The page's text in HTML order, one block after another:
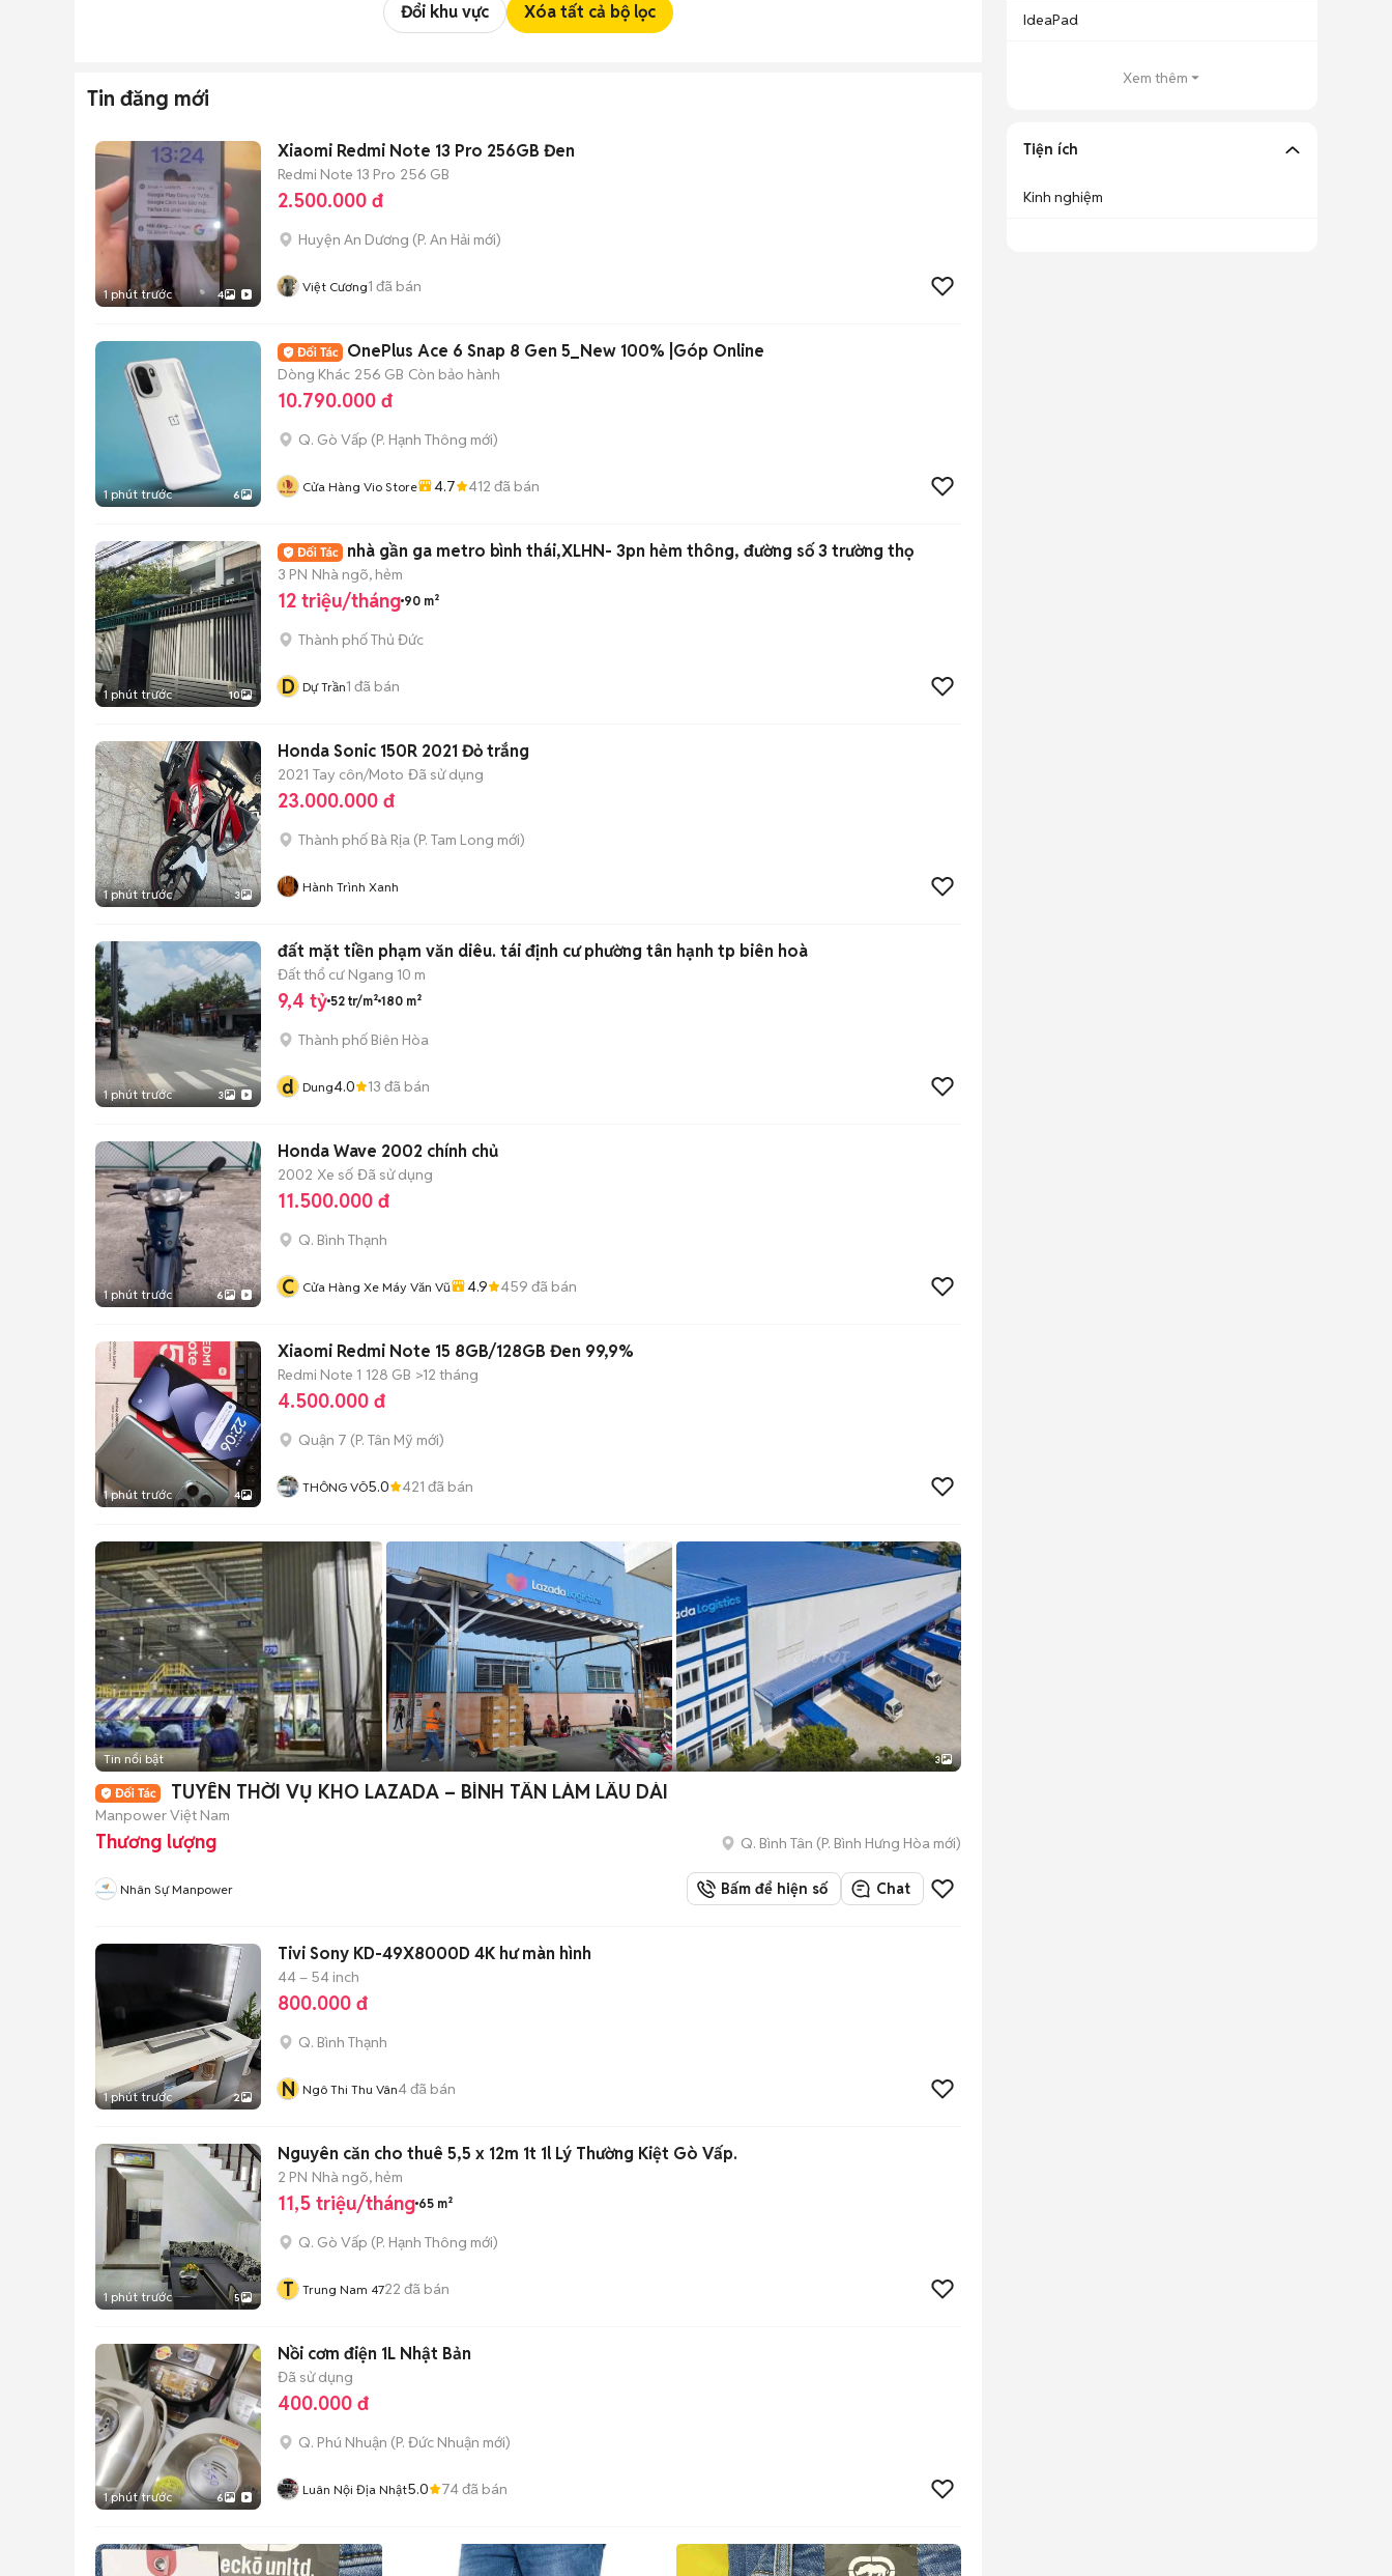
Đổi khu vực Xóa tất cả bộ lọc
Tin đăng mới
1 phút trước 4
Xiaomi Redmi Note 13 Pro 256GB Đen
Redmi Note 13 Pro 256 GB
2.500.000 đ
Huyện An Dương (P. An Hải mới)
Việt Cương1 đã bán
1 phút trước 6
OnePlus Ace 6 Snap 8 Gen 5_New 100% |Góp Online
Dòng Khác 256 GB Còn bảo hành
10.790.000 đ
Q. Gò Vấp (P. Hạnh Thông mới)
Cửa Hàng Vio Store 4.7 412 đã bán
1 phút trước 10
nhà gần ga metro bình thái,XLHN- 3pn hẻm thông, đường số 3 trường thọ
3 PN Nhà ngõ, hẻm
12 triệu/tháng 90 m²
Thành phố Thủ Đức
D Dự Trần1 đã bán
1 phút trước 3
Honda Sonic 150R 2021 Đỏ trắng
2021 Tay côn/Moto Đã sử dụng
23.000.000 đ
Thành phố Bà Rịa (P. Tam Long mới)
Hành Trình Xanh
1 phút trước 3
đất mặt tiền phạm văn diêu. tái định cư phường tân hạnh tp biên hoà
Đất thổ cư Ngang 10 m
9,4 tỷ 52 tr/m² 180 m²
Thành phố Biên Hòa
d Dung4.0 13 đã bán
1 phút trước 6
Honda Wave 2002 chính chủ
2002 Xe số Đã sử dụng
11.500.000 đ
Q. Bình Thạnh
C Cửa Hàng Xe Máy Văn Vũ 4.9 459 đã bán
1 phút trước 4
Xiaomi Redmi Note 15 8GB/128GB Đen 99,9%
Redmi Note 1 128 GB >12 tháng
4.500.000 đ
Quận 7 (P. Tân Mỹ mới)
THÔNG VÕ5.0 421 đã bán
Tin nổi bật 3
TUYỂN THỜI VỤ KHO LAZADA – BÌNH TÂN LÀM LÂU DÀI
Manpower Việt Nam
Thương lượng Q. Bình Tân (P. Bình Hưng Hòa mới)
Nhân Sự Manpower Bấm để hiện số Chat
1 phút trước 2
Tivi Sony KD-49X8000D 4K hư màn hình
44 – 54 inch
800.000 đ
Q. Bình Thạnh
N Ngô Thi Thu Vân4đã bán
1 phút trước 5
Nguyên căn cho thuê 5,5 x 12m 1t 1l Lý Thường Kiệt Gò Vấp.
2 PN Nhà ngõ, hẻm
11,5 triệu/tháng 65 m²
Q. Gò Vấp (P. Hạnh Thông mới)
T Trung Nam 4722 đã bán
1 phút trước 6
Nồi cơm điện 1L Nhật Bản
Đã sử dụng
400.000 đ
Q. Phú Nhuận (P. Đức Nhuận mới)
Luân Nội Địa Nhật5.0 74đã bán
IdeaPad
Xem thêm
Tiện ích
Kinh nghiệm